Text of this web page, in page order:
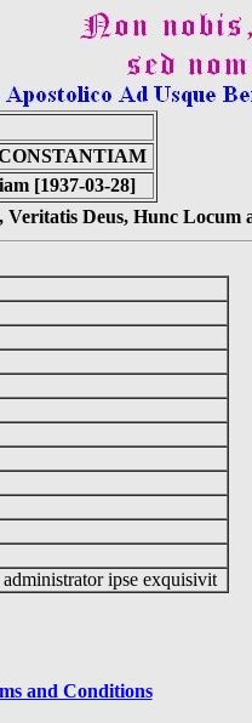
[1937-03-28]
Deus, Hunc Locum
ipse exquisivit
and Conditions